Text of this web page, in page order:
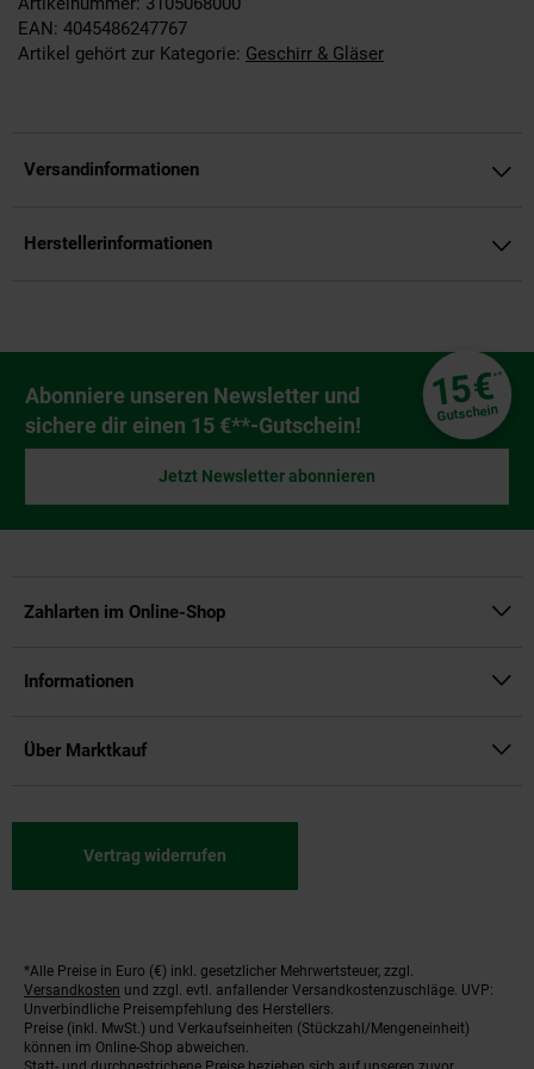
EAN: 4045486247767
Artikel gehört zur Kategorie: Geschirr & Gläser
Versandinformationen
Herstellerinformationen
Newsletter Anmeldung
Abonniere unseren Newsletter und
sichere dir einen 15 €**-Gutschein!
15€**
Gutschein
Jetzt Newsletter abonnieren
Zahlarten im Online-Shop
Informationen
Über Marktkauf
Vertrag widerrufen
Fußnoten
*Alle Preise in Euro (€) inkl. gesetzlicher Mehrwertsteuer, zzgl.
Versandkosten und zzgl. evtl. anfallender Versandkostenzuschläge. UVP:
Unverbindliche Preisempfehlung des Herstellers.
Preise (inkl. MwSt.) und Verkaufseinheiten (Stückzahl/Mengeneinheit)
können im Online-Shop abweichen.